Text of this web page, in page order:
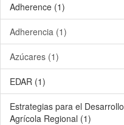
Adherence (1)
Adherencia (1)
Azúcares (1)
EDAR (1)
Estrategias para el Desarrollo
Agrícola Regional (1)